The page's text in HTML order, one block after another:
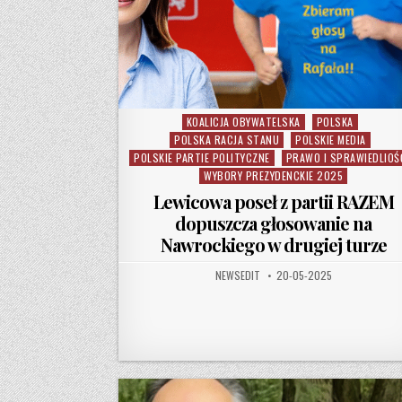
Posted in
KOALICJA OBYWATELSKA
POLSKA
POLSKA RACJA STANU
POLSKIE MEDIA
POLSKIE PARTIE POLITYCZNE
PRAWO I
WYBORY PREZYDENCKIE 2025
Lewicowa poseł z partii RAZEM
dopuszcza głosowanie na
Nawrockiego w drugiej turze
AUTHOR:
NEWSEDIT PUBLISHED DATE:
20-05-2025